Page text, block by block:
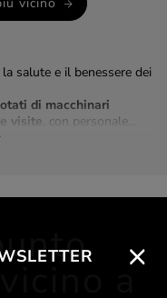
vicino
salute e il benessere dei
di macchinari
visite , con personale
Grazie alle promozioni
a